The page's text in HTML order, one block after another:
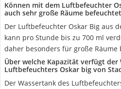
Können mit dem Luftbefeuchter
auch sehr große Räume
Der Luftbefeuchter Oskar Big aus
kann pro Stunde bis zu 700 ml
daher besonders für große Räume
Über welche Kapazität verfügt der
Luftbefeuchters Oskar big von
Der Wassertank des